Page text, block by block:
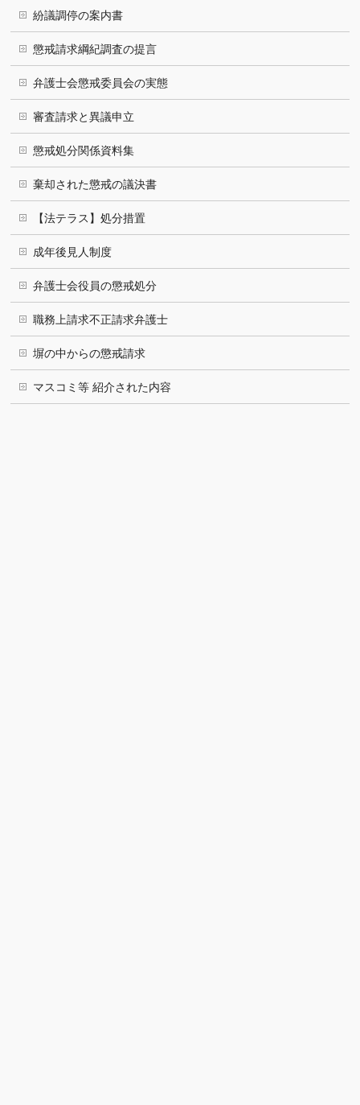
紛議調停の案内書
懲戒請求綱紀調査の提言
弁護士会懲戒委員会の実態
審査請求と異議申立
懲戒処分関係資料集
棄却された懲戒の議決書
【法テラス】処分措置
成年後見人制度
弁護士会役員の懲戒処分
職務上請求不正請求弁護士
塀の中からの懲戒請求
マスコミ等 紹介された内容